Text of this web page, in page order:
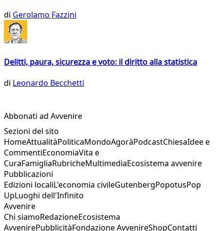
di Gerolamo Fazzini
Delitti, paura, sicurezza e voto: il diritto alla statistica
di Leonardo Becchetti
Abbonati ad Avvenire
Sezioni del sito
HomeAttualitàPoliticaMondoAgoràPodcastChiesaIdee e
CommentiEconomiaVita e
CuraFamigliaRubricheMultimediaEcosistema avvenire
Pubblicazioni
Edizioni localiL'economia civileGutenbergPopotusPop
UpLuoghi dell'Infinito
Avvenire
Chi siamoRedazioneEcosistema
AvvenirePubblicitàFondazione AvvenireShopContatti